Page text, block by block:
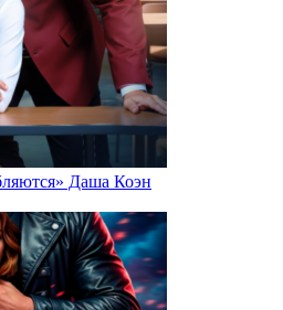
Даша Коэн